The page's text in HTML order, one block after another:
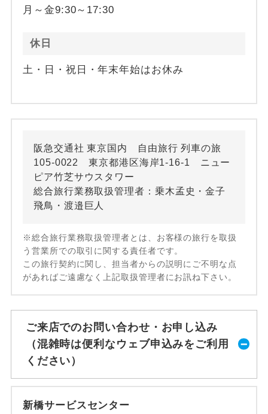
月～金9:30～17:30
休日
土・日・祝日・年末年始はお休み
阪急交通社 東京国内 自由旅行 列車の旅
105-0022 東京都港区海岸1-16-1 ニュー
ピア竹芝サウスタワー
総合旅行業務取扱管理者：乗木孟史・金子
飛鳥・渡邉巨人
※総合旅行業務取扱管理者とは、お客様の旅行を取扱
う営業所での取引に関する責任者です。
この旅行契約に関し、担当者からの説明にご不明な点
があればご遠慮なく上記取扱管理者にお訊ね下さい。
ご来店でのお問い合わせ・お申し込み
（混雑時は便利なウェブ申込みをご利用
ください）
新橋サービスセンター